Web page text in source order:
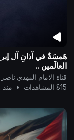
هَمسَةٌ في آذانِ آل
العالَمين ..
قناة الامام المهدي
815 المشاهدات
• منذ 2 سنوات